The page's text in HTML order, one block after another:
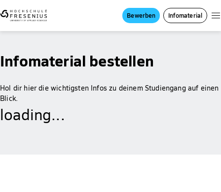
Bewerben Infomaterial
Infomaterial bestellen
Hol dir hier die wichtigsten Infos zu deinem Studiengang auf einen
Blick.
loading...